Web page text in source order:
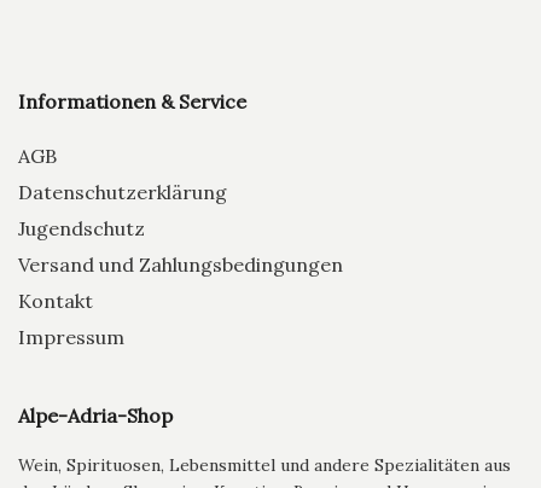
Informationen & Service
AGB
Datenschutzerklärung
Jugendschutz
Versand und Zahlungsbedingungen
Kontakt
Impressum
Alpe-Adria-Shop
Wein, Spirituosen, Lebensmittel und andere Spezialitäten aus